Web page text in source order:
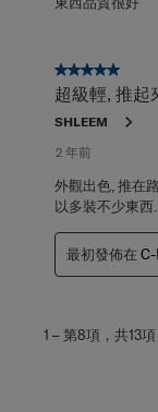
5星，共5星。
超級輕, 推起
SHLEEM
2 年前
外觀出色, 推在
以多裝不少東西.
最初發佈在
1 –第8項，共13項